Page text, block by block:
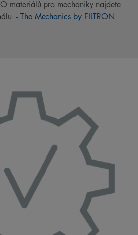
materiálů pro mechaniky najdete
-The Mechanics by FILTRON